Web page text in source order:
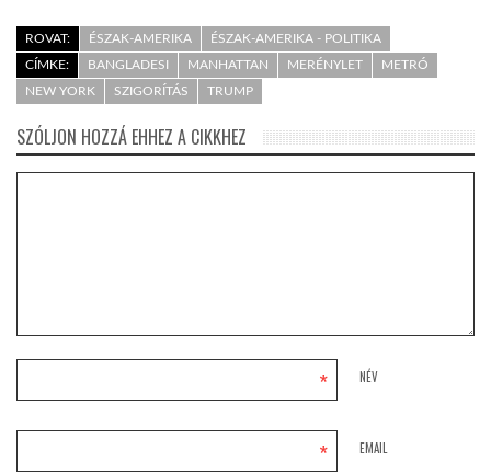
ROVAT: ÉSZAK-AMERIKA
ÉSZAK-AMERIKA - POLITIKA
CÍMKE:
BANGLADESI MANHATTAN MERÉNYLET
METRÓ
NEW YORK
SZIGORÍTÁS TRUMP
SZÓLJON HOZZÁ EHHEZ A CIKKHEZ
NÉV
*
EMAIL
*